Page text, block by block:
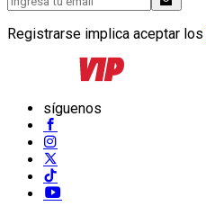
Registrarse implica aceptar los
síguenos